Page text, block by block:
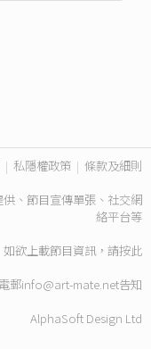
| 私隱權政策 | 條款及細則
、節目宣傳單張、社交網
絡平台等
如欲上載節目資訊，請按此
郵info@art-mate.net告知
AlphaSoft Design Ltd